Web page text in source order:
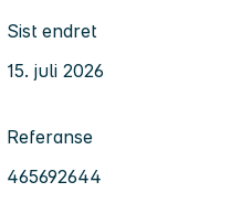
Sist endret
15. juli 2026
Referanse
465692644